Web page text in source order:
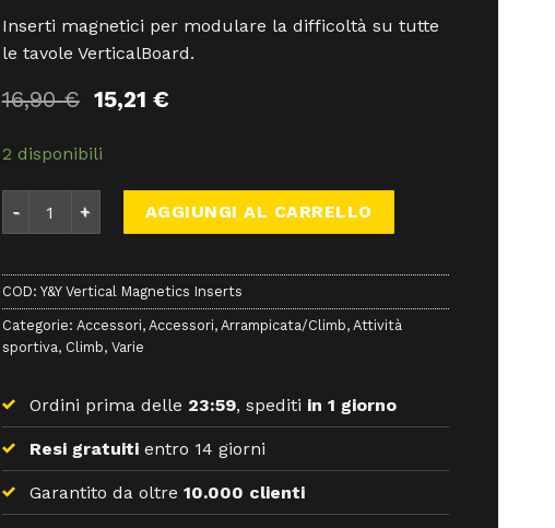
Inserti magnetici per modulare la difficoltà su tutte
le tavole VerticalBoard.
16,90€ Il
prezzo
originale
era:
16,90 €.
15,21 €Il
15,21 €.
2 disponibili
AGGIUNGI AL CARRELLO
COD: Y&Y Vertical Magnetics Inserts
Categorie: Accessori, Accessori, Arrampicata/Climb, Attività
sportiva, Climb, Varie
Ordini prima delle 23:59, spediti in 1 giorno
Resi gratuitientro 14 giorni
Garantito da oltre 10.000 clienti